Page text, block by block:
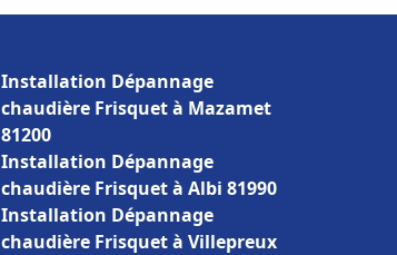
Installation Dépannage
chaudière Frisquet à Mazamet
81200
Installation Dépannage
chaudière Frisquet à Albi 81990
Installation Dépannage
chaudière Frisquet à Villepreux